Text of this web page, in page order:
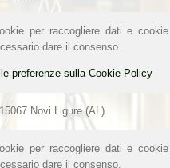
per raccogliere dati e
dare il consenso.
preferenze sulla Cookie Policy
Novi Ligure (AL)
per raccogliere dati e
dare il consenso.